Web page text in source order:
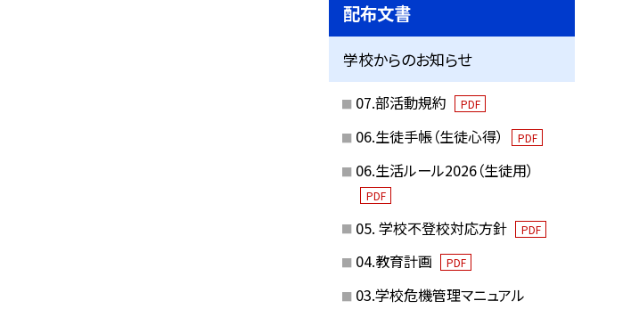
配布文書
学校からのお知らせ
07.部活動規約 PDF
06.生徒手帳（生徒心得） PDF
06.生活ルール2026（生徒用）
PDF
05. 学校不登校対応方針 PDF
04.教育計画 PDF
03.学校危機管理マニュアル